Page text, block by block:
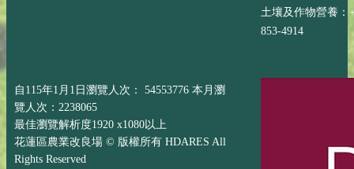
土壤及作物營養：
853-4914
自115年1月1日瀏覽人次： 54553776 本月瀏
覽人次：2238065
最佳瀏覽解析度1920 x1080以上
花蓮區農業改良場 © 版權所有 HDARES All
Rights Reserved